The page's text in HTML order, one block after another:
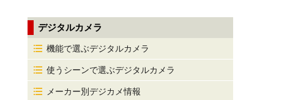
デジタルカメラ
機能で選ぶデジタルカメラ
使うシーンで選ぶデジタルカメラ
メーカー別デジカメ情報